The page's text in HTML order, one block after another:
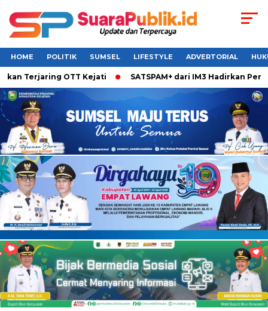
HOME POLITIK SUMSEL LIFESTYLE ADVERTORIAL
OTT Kejati SATSPAM+ dari IM3 Hadirkan